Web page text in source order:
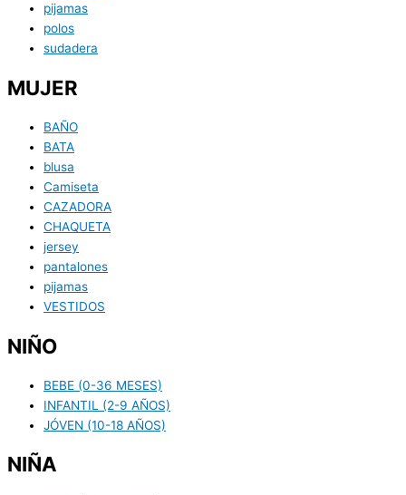
pijamas
polos
sudadera
MUJER
BAÑO
BATA
blusa
Camiseta
CAZADORA
CHAQUETA
jersey
pantalones
pijamas
VESTIDOS
NIÑO
BEBE (0-36 MESES)
INFANTIL (2-9 AÑOS)
JÓVEN (10-18 AÑOS)
NIÑA